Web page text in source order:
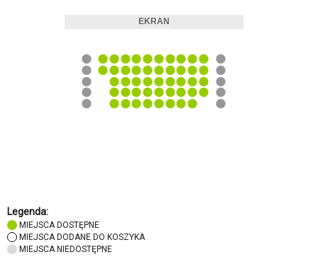
Legenda:
MIEJSCA DOSTĘPNE
MIEJSCA DODANE DO KOSZYKA
MIEJSCA NIEDOSTĘPNE